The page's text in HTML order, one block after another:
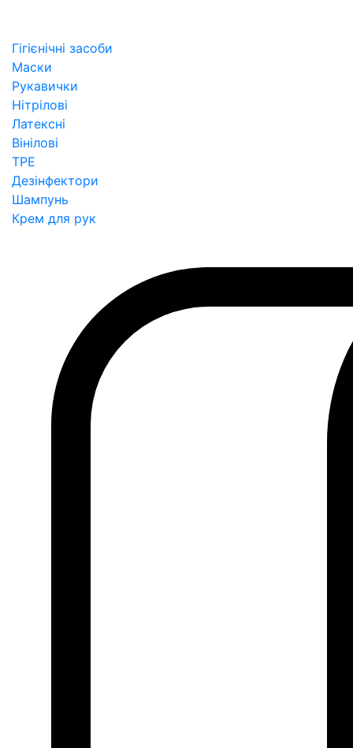
Гігієнічні засоби
Маски
Рукавички
Нітрілові
Латексні
Вінілові
TPE
Дезінфектори
Шампунь
Крем для рук